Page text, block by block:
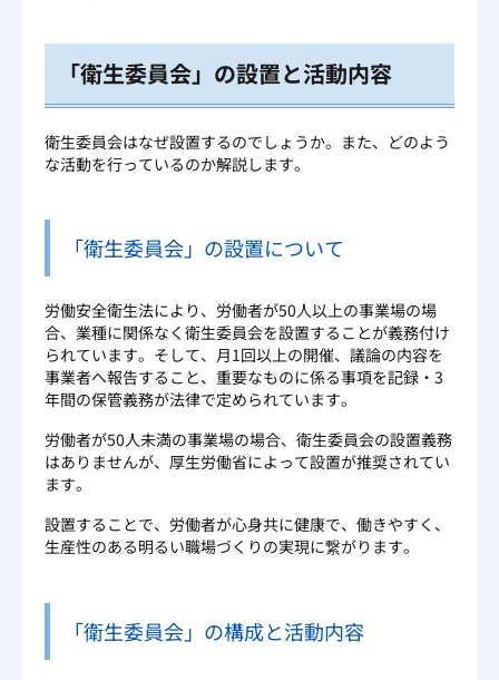
「衛生委員会」の設置と活動内容
衛生委員会はなぜ設置するのでしょうか。また、どのよう
な活動を行っているのか解説します。
「衛生委員会」の設置について
労働安全衛生法により、労働者が50人以上の事業場の場
合、業種に関係なく衛生委員会を設置することが義務付け
られています。そして、月1回以上の開催、議論の内容を
事業者へ報告すること、重要なものに係る事項を記録・3
年間の保管義務が法律で定められています。
労働者が50人未満の事業場の場合、衛生委員会の設置義務
はありませんが、厚生労働省によって設置が推奨されてい
ます。
設置することで、労働者が心身共に健康で、働きやすく、
生産性のある明るい職場づくりの実現に繋がります。
「衛生委員会」の構成と活動内容